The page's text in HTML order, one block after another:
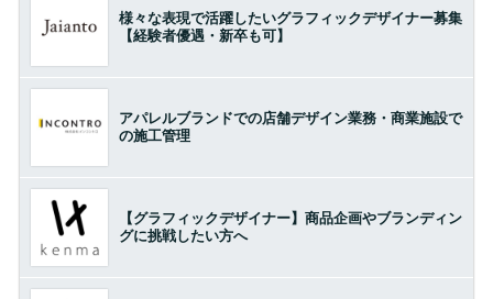
様々な表現で活躍したいグラフィックデザイナー募集
【経験者優遇・新卒も可】
アパレルブランドでの店舗デザイン業務・商業施設で
の施工管理
【グラフィックデザイナー】商品企画やブランディン
グに挑戦したい方へ